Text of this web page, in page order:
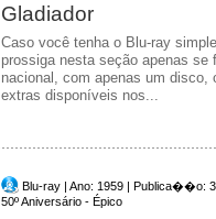
Gladiador
Caso você tenha o Blu-ray
prossiga nesta seção apenas se
nacional, com apenas um
extras disponíveis nos...
Blu-ray | Ano: 1959 | Publica��o:
50º Aniversário - Épico